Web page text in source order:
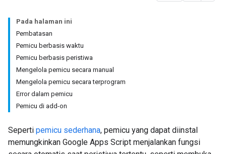
Pada halaman ini
Pembatasan
Pemicu berbasis waktu
Pemicu berbasis peristiwa
Mengelola pemicu secara manual
Mengelola pemicu secara terprogram
Error dalam pemicu
Pemicu di add-on
Seperti pemicu sederhana, pemicu yang dapat diinstal
memungkinkan Google Apps Script menjalankan fungsi